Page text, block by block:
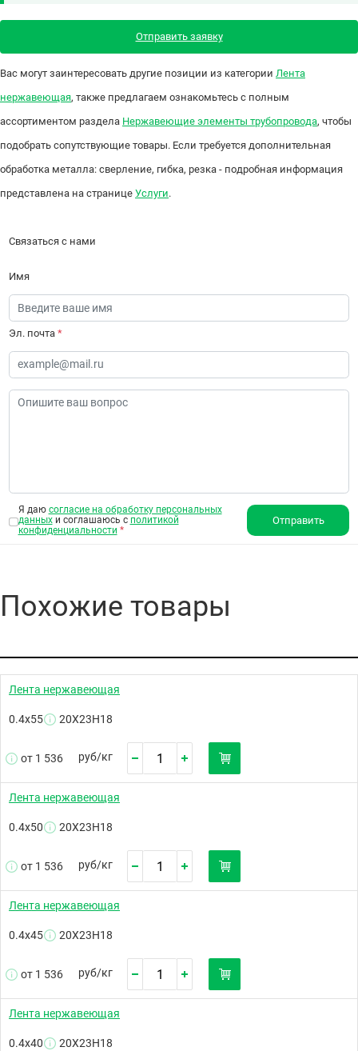
Отправить заявку
Вас могут заинтересовать другие позиции из категории Лента
нержавеющая, также предлагаем ознакомьтесь с полным
ассортиментом раздела Нержавеющие элементы трубопровода, чтобы
подобрать сопутствующие товары. Если требуется дополнительная
обработка металла: сверление, гибка, резка - подробная информация
представлена на странице Услуги.
Связаться с нами
Имя
Эл. почта *
Я даю согласие на обработку персональных
данныхи соглашаюсь с политикой
конфиденциальности *
Отправить
Похожие товары
Лента нержавеющая
0.4х55 20Х23Н18
от 1 536 руб/кг
Лента нержавеющая
0.4х50 20Х23Н18
от 1 536 руб/кг
Лента нержавеющая
0.4х45 20Х23Н18
от 1 536 руб/кг
Лента нержавеющая
0.4х40 20Х23Н18